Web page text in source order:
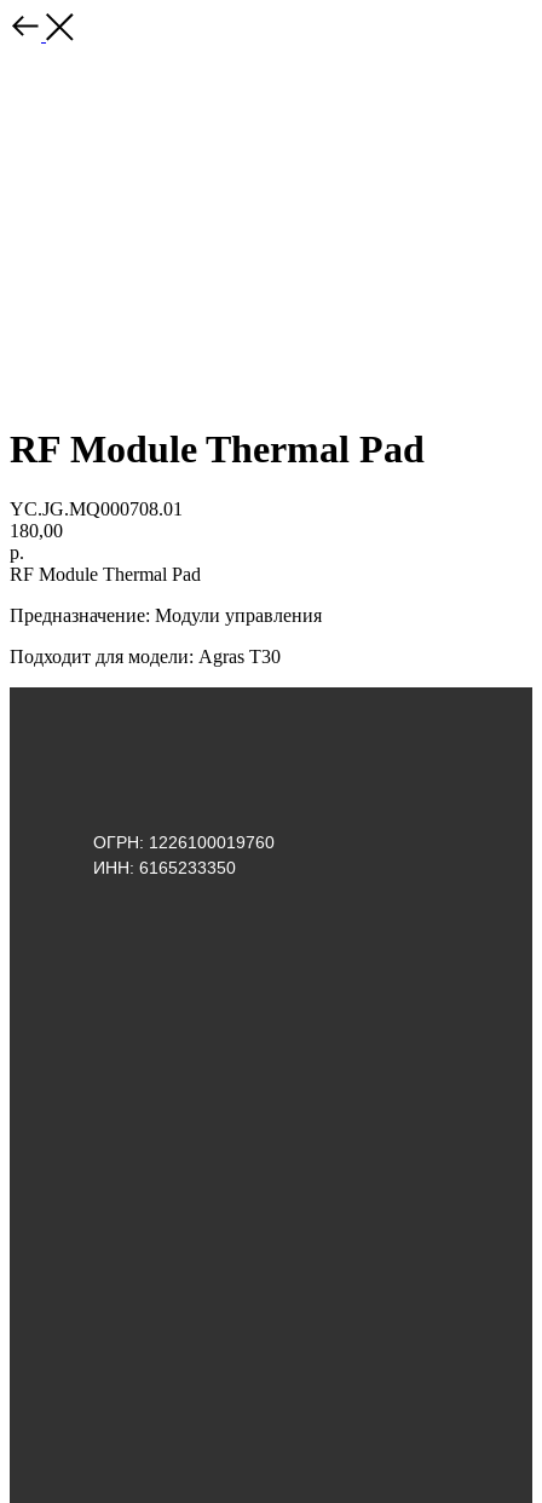
RF Module Thermal Pad
YC.JG.MQ000708.01
180,00
р.
RF Module Thermal Pad
Предназначение: Модули управления
Подходит для модели: Agras Т30
ОГРН: 1226100019760
ИНН: 6165233350